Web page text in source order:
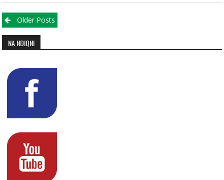
Posts navigation
Older Posts
NA NDIQNI